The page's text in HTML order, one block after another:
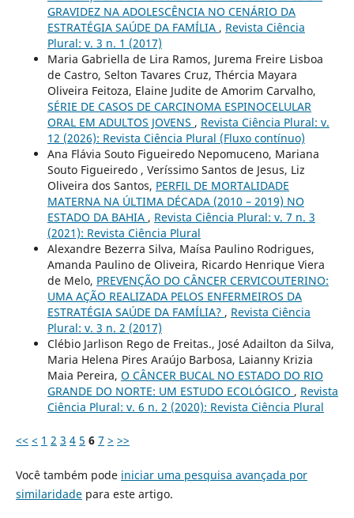
GRAVIDEZ NA ADOLESCÊNCIA NO CENÁRIO DA
ESTRATÉGIA SAÚDE DA FAMÍLIA , Revista Ciência
Plural: v. 3 n. 1 (2017)
Maria Gabriella de Lira Ramos, Jurema Freire Lisboa
de Castro, Selton Tavares Cruz, Thércia Mayara
Oliveira Feitoza, Elaine Judite de Amorim Carvalho,
SÉRIE DE CASOS DE CARCINOMA ESPINOCELULAR
ORAL EM ADULTOS JOVENS , Revista Ciência Plural: v.
12 (2026): Revista Ciência Plural (Fluxo contínuo)
Ana Flávia Souto Figueiredo Nepomuceno, Mariana
Souto Figueiredo , Veríssimo Santos de Jesus, Liz
Oliveira dos Santos, PERFIL DE MORTALIDADE
MATERNA NA ÚLTIMA DÉCADA (2010 – 2019) NO
ESTADO DA BAHIA , Revista Ciência Plural: v. 7 n. 3
(2021): Revista Ciência Plural
Alexandre Bezerra Silva, Maísa Paulino Rodrigues,
Amanda Paulino de Oliveira, Ricardo Henrique Viera
de Melo, PREVENÇÃO DO CÂNCER CERVICOUTERINO:
UMA AÇÃO REALIZADA PELOS ENFERMEIROS DA
ESTRATÉGIA SAÚDE DA FAMÍLIA? , Revista Ciência
Plural: v. 3 n. 2 (2017)
Clébio Jarlison Rego de Freitas., José Adailton da Silva,
Maria Helena Pires Araújo Barbosa, Laianny Krizia
Maia Pereira, O CÂNCER BUCAL NO ESTADO DO RIO
GRANDE DO NORTE: UM ESTUDO ECOLÓGICO , Revista
Ciência Plural: v. 6 n. 2 (2020): Revista Ciência Plural
<< < 1 2 3 4 5 6 7 > >>
Você também pode iniciar uma pesquisa avançada por
similaridadepara este artigo.